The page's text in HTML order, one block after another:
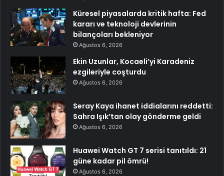
Küresel piyasalarda kritik hafta: Fed
kararı ve teknoloji devlerinin
bilançoları bekleniyor
Ağustos 6, 2026
Ekin Uzunlar, Kocaeli’yi Karadeniz
ezgileriyle coşturdu
Ağustos 6, 2026
Seray Kaya ihanet iddialarını reddetti:
Sahra Işık’tan olay gönderme geldi
Ağustos 6, 2026
Huawei Watch GT 7 serisi tanıtıldı: 21
güne kadar pil ömrü!
Ağustos 6, 2026